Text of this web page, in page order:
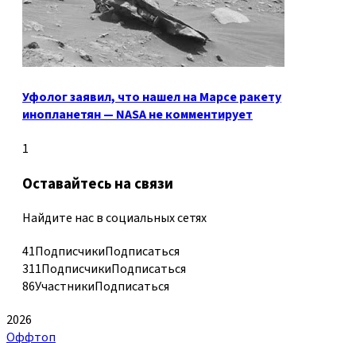
Уфолог заявил, что нашел на Марсе ракету
инопланетян — NASA не комментирует
1
Оставайтесь на связи
Найдите нас в социальных сетях
41ПодписчикиПодписаться
311ПодписчикиПодписаться
86УчастникиПодписаться
2026
Оффтоп